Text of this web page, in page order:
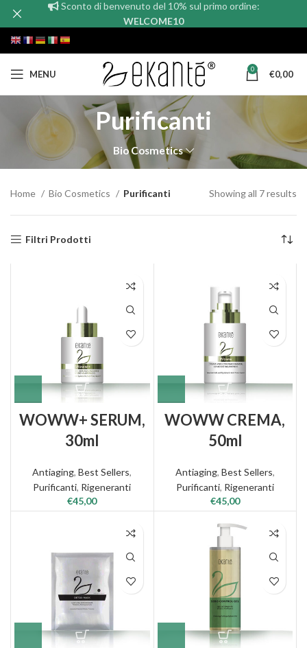
MENU 0 €0,00
Purificanti
Bio Cosmetics
Home Bio Cosmetics Purificanti Showing all 7 results
Filtri Prodotti
WOWW+ SERUM,
30ml
Antiaging,Best Sellers,
Purificanti, Rigeneranti
€45,00
WOWW CREMA,
50ml
Antiaging, Best Sellers,
Purificanti, Rigeneranti
€45,00
Sconto di benvenuto del 10% sul primo ordine:
WELCOME10